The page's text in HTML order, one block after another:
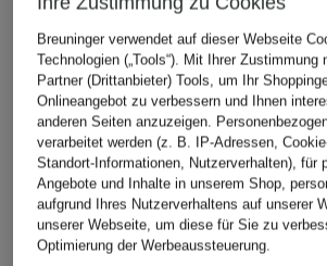
Breuninger verwendet auf dieser Webseite
Technologien („Tools“). Mit Ihrer Zustimmung
Partner (Drittanbieter) Tools, um Ihr
Onlineangebot zu verbessern und Ihnen
anderen Seiten anzuzeigen.
verarbeitet werden (z. B. IP-Adressen,
Standort-Informationen, Nutzerverhalten), für
Angebote und Inhalte in unserem Shop,
aufgrund Ihres Nutzerverhaltens auf unserer
unserer Webseite, um diese für Sie zu
Optimierung der Werbeaussteuerung.